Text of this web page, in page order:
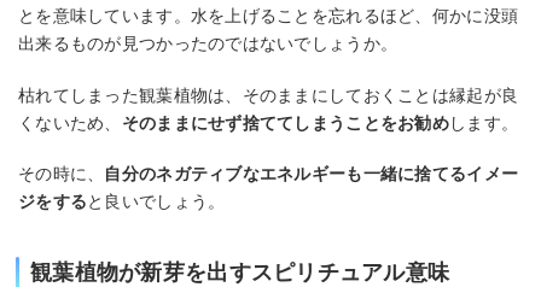
とを意味しています。水を上げることを忘れるほど、何かに没頭
出来るものが見つかったのではないでしょうか。
枯れてしまった観葉植物は、そのままにしておくことは縁起が良
くないため、 そのままにせず捨ててしまうことをお勧めします。
その時に、 自分のネガティブなエネルギーも一緒に捨てるイメー
ジをすると良いでしょう。
観葉植物が新芽を出すスピリチュアル意味